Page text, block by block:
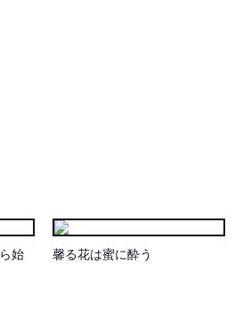
始
馨る花は蜜に酔う